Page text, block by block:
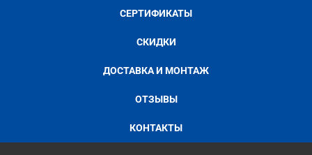
СЕРТИФИКАТЫ
СКИДКИ
ДОСТАВКА И МОНТАЖ
ОТЗЫВЫ
КОНТАКТЫ